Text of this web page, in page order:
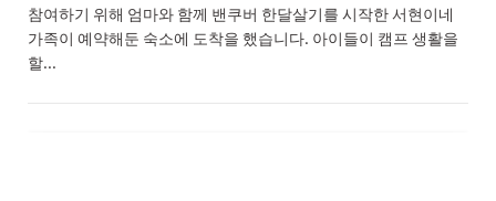
참여하기 위해 엄마와 함께 밴쿠버 한달살기를 시작한 서현이네
가족이 예약해둔 숙소에 도착을 했습니다. 아이들이 캠프 생활을
할…